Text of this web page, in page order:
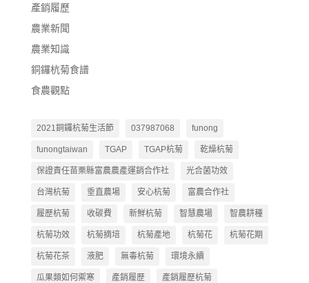
產銷履歷
農業新聞
農業知識
銅鑼杭菊食譜
食農觀點
2021銅鑼杭菊生活節 037987068 funong
funongtaiwan TGAP TGAP杭菊 乾燥杭菊
保證責任苗栗縣富農農產運銷合作社 光合菌功效
台灣杭菊 垂直農場 安心杭菊 富農合作社
履歷杭菊 收碳費 新鮮杭菊 智慧農場 智農耕種
杭菊功效 杭菊摘培 杭菊產地 杭菊花 杭菊花期
杭菊花茶 液肥 無毒杭菊 環境永續
瓜果類如何禦寒 產銷履歷 產銷履歷杭菊